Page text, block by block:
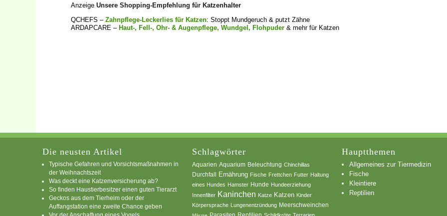
Anzeige Unsere Shopping-Empfehlung für Katzenhalter
QCHEFS – Zahnpflege-Leckerlies für Katzen: Stoppt Mundgeruch & putzt Zähne
ARDAPCARE – Haut-, Fell-, Ohr- & Augenpflege, Wundgel, Flohpuder & mehr für Katzen
Die neusten Artikel
Typische Gefahren und Vorsichtsmaßnahmen in
der Weihnachtszeit
Was deckt eine Katzenversicherung ab?
So finden Haustierbesitzer einen guten Tierarzt
Geckos aus dem Tierheim oder der
Auffangstation eine zweite Chance geben
Vor der Anschaffung eines Vogels
Schlagwörter
Aquarien Aquarium Beleuchtung Chinchillas
Durchfall Ernährung Fische Frettchen Futter Haltung
eines Hundes Hamster Hunde Hundeerziehung
Innenfilter Kaninchen Katze Katzen Kinder
Körpersprache Lungenentzündung Meerschweinchen
Hauptthemen
Allgemeines zur Tiermedizin
Fische
Kleintiere
Reptilien